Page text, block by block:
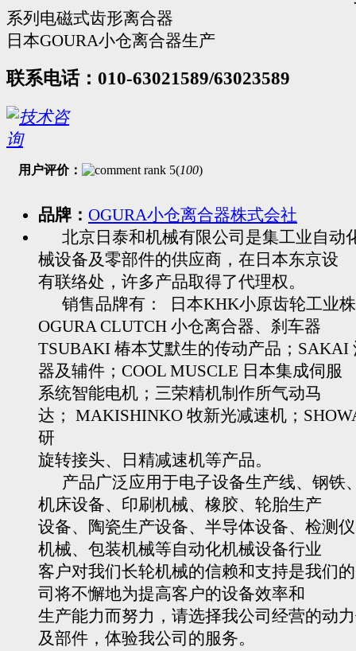
系列电磁式齿形离合器
日本GOURA小仓离合器生产
联系电话：010-63021589/63023589
用户评价： (100)
品牌： OGURA小仓离合器株式会社
北京日泰和机械有限公司是集工业自动
械设备及零部件的供应商，在日本东京设
有联络处，许多产品取得了代理权。
销售品牌有： 日本KHK小原齿轮工业
OGURA CLUTCH 小仓离合器、刹车器
TSUBAKI 椿本艾默生的传动产品；SAKAI
器及辅件；COOL MUSCLE 日本集成伺服
系统智能电机；三荣精机制作所气动马
达； MAKISHINKO 牧新光减速机；
研
旋转接头、日精减速机等产品。
产品广泛应用于电子设备生产线、钢铁
机床设备、印刷机械、橡胶、轮胎生产
设备、陶瓷生产设备、半导体设备、检测
机械、包装机械等自动化机械设备行业
客户对我们长轮机械的信赖和支持是我们
司将不懈地为提高客户的设备效率和
生产能力而努力，请选择我公司经营的动
及部件，体验我公司的服务。